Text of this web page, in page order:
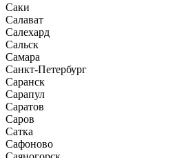
Саки
Салават
Салехард
Сальск
Самара
Санкт-Петербург
Саранск
Сарапул
Саратов
Саров
Сатка
Сафоново